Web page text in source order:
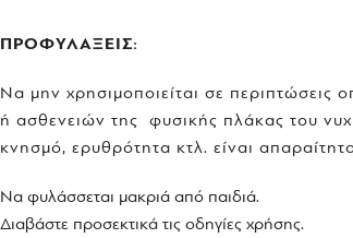
ΠΡΟΦΥΛΑΞΕΙΣ:
Να μην χρησιμοποιείται σε περιπτώσεις
ή ασθενειών της φυσικής πλάκας του
κνησμό, ερυθρότητα κτλ. είναι
Να φυλάσσεται μακριά από παιδιά.
Διαβάστε προσεκτικά τις οδηγίες χρήσης.